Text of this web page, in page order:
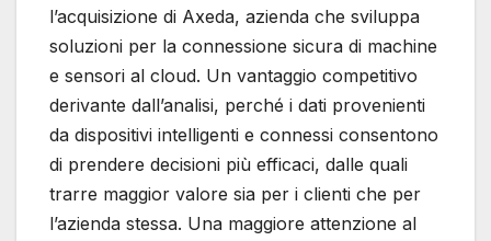
l’acquisizione di Axeda, azienda che sviluppa
soluzioni per la connessione sicura di machine
e sensori al cloud. Un vantaggio competitivo
derivante dall’analisi, perché i dati provenienti
da dispositivi intelligenti e connessi consentono
di prendere decisioni più efficaci, dalle quali
trarre maggior valore sia per i clienti che per
l’azienda stessa. Una maggiore attenzione al